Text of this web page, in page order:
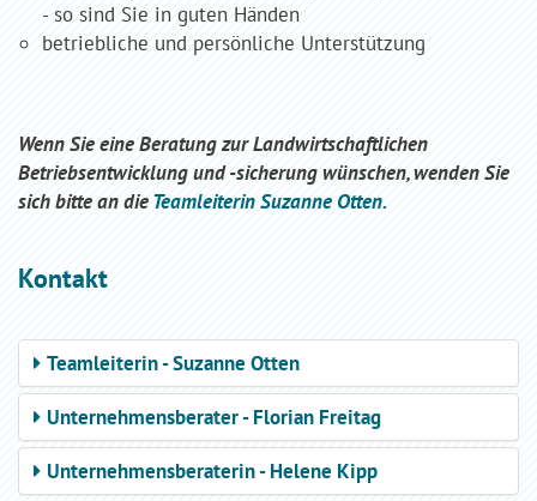
- so sind Sie in guten Händen
betriebliche und persönliche Unterstützung
Wenn Sie eine Beratung zur Landwirtschaftlichen
Betriebsentwicklung und -sicherung wünschen, wenden Sie
sich bitte an dieTeamleiterin Suzanne Otten.
Kontakt
Teamleiterin - Suzanne Otten
Unternehmensberater - Florian Freitag
Unternehmensberaterin - Helene Kipp